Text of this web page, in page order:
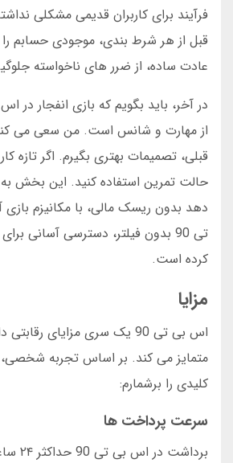
فرآیند برای کاربران قدیمی مشکلی
قبل از هر شرط بندی، موجودی حسابم
عادت ساده، از ضرر های ناخواسته
از مهارت و شانس است. من سعی می
قبلی، تصمیمات بهتری بگیرم. اگر تازه
حالت تمرین استفاده کنید. این بخش
دهد بدون ریسک مالی، با مکانیزم
تی 90 بدون فیلتر، دسترسی آسانی
کرده است.
مزایا
اس بی تی 90 یک سری مزایای
کلیدی را برشمارم:
سرعت پرداخت ها